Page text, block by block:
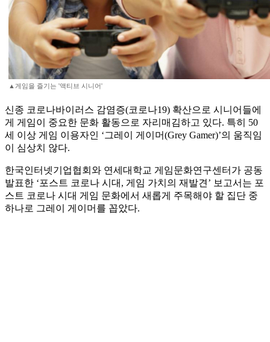
▲게임을 즐기는 '액티브 시니어'
신종 코로나바이러스 감염증(코로나19) 확산으로 시니어들에
게 게임이 중요한 문화 활동으로 자리매김하고 있다. 특히 50
세 이상 게임 이용자인 ‘그레이 게이머(Grey Gamer)’의 움직임
이 심상치 않다.
한국인터넷기업협회와 연세대학교 게임문화연구센터가 공동
발표한 ‘포스트 코로나 시대, 게임 가치의 재발견’ 보고서는 포
스트 코로나 시대 게임 문화에서 새롭게 주목해야 할 집단 중
하나로 그레이 게이머를 꼽았다.